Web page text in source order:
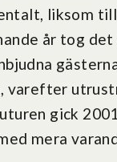
liksom
år tog
gick
mera